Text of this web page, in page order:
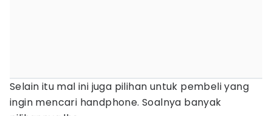
Selain itu mal ini juga pilihan untuk pembeli yang
ingin mencari handphone. Soalnya banyak